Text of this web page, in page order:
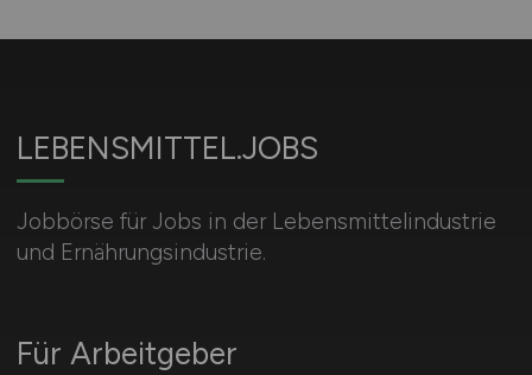
LEBENSMITTEL.JOBS
Jobbörse für Jobs in der Lebensmittelindustrie
und Ernährungsindustrie.
Für Arbeitgeber